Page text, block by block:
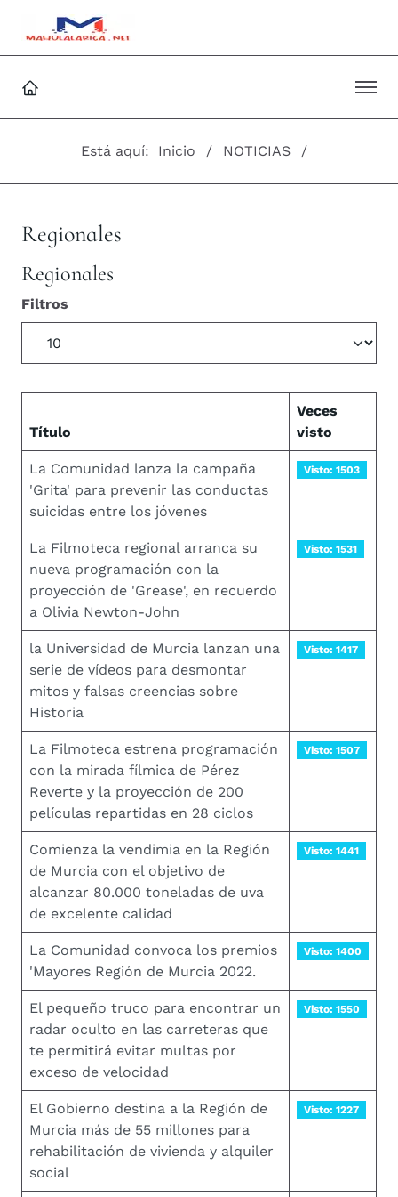
Está aquí: Inicio NOTICIAS
Regionales
Regionales
Filtros
Título
Veces
visto
La Comunidad lanza la campaña
'Grita' para prevenir las conductas
suicidas entre los jóvenes
Visto: 1503
La Filmoteca regional arranca su
nueva programación con la
proyección de 'Grease', en recuerdo
a Olivia Newton-John
Visto: 1531
la Universidad de Murcia lanzan una
serie de vídeos para desmontar
mitos y falsas creencias sobre
Historia
Visto: 1417
La Filmoteca estrena programación
con la mirada fílmica de Pérez
Reverte y la proyección de 200
películas repartidas en 28 ciclos
Visto: 1507
Comienza la vendimia en la Región
de Murcia con el objetivo de
alcanzar 80.000 toneladas de uva
de excelente calidad
Visto: 1441
La Comunidad convoca los premios
'Mayores Región de Murcia 2022.
Visto: 1400
El pequeño truco para encontrar un
radar oculto en las carreteras que
te permitirá evitar multas por
exceso de velocidad
Visto: 1550
El Gobierno destina a la Región de
Murcia más de 55 millones para
rehabilitación de vivienda y alquiler
social
Visto: 1227